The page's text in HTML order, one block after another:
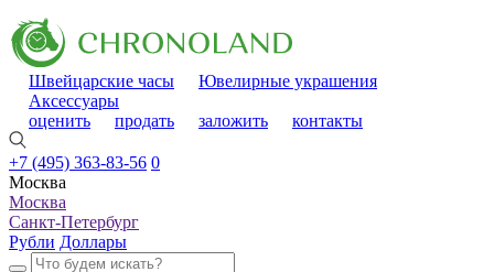
Швейцарские часы
Ювелирные украшения
Аксессуары
оценить
продать заложить контакты
+7 (495) 363-83-56 0
Москва
Москва
Санкт-Петербург
Рубли Доллары